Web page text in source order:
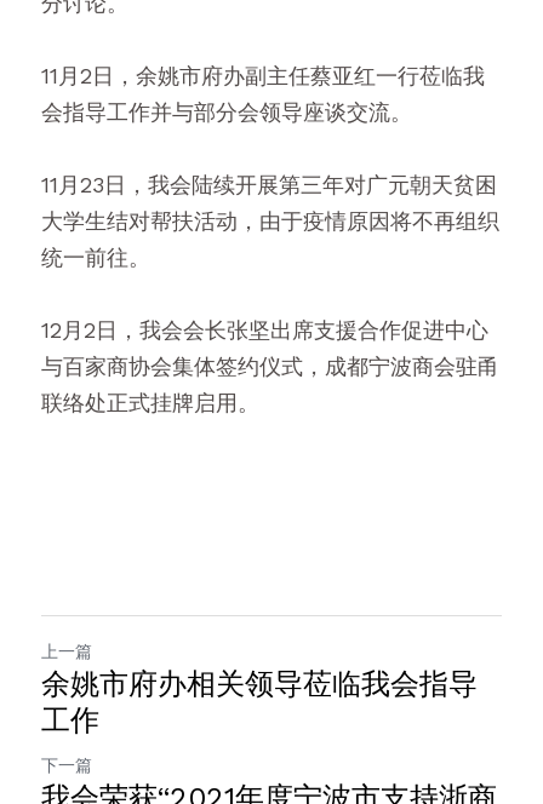
11月2日，余姚市府办副主任蔡亚红一行莅临我
会指导工作并与部分会领导座谈交流。
11月23日，我会陆续开展第三年对广元朝天贫困
大学生结对帮扶活动，由于疫情原因将不再组织
统一前往。
12月2日，我会会长张坚出席支援合作促进中心
与百家商协会集体签约仪式，成都宁波商会驻甬
联络处正式挂牌启用。
上一篇
余姚市府办相关领导莅临我会指导
工作
下一篇